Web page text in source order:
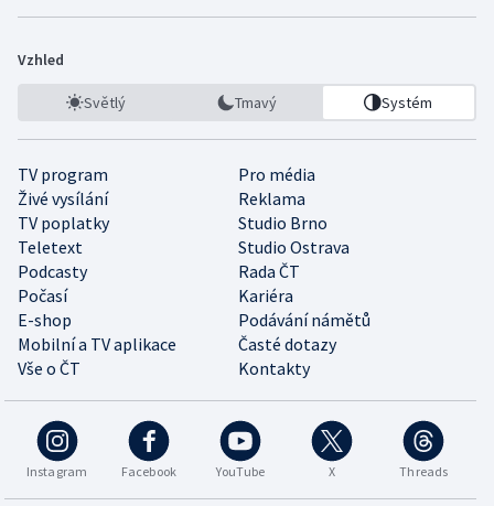
Vzhled
Světlý Tmavý Systém
TV program
Pro média
Živé vysílání
Reklama
TV poplatky
Studio Brno
Teletext
Studio Ostrava
Podcasty
Rada ČT
Počasí
Kariéra
E-shop
Podávání námětů
Mobilní a TV aplikace
Časté dotazy
Vše o ČT
Kontakty
Instagram Facebook YouTube X Threads